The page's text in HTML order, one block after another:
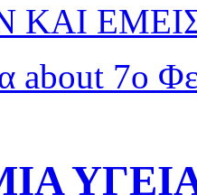
ΚΑΙ
about 7ο